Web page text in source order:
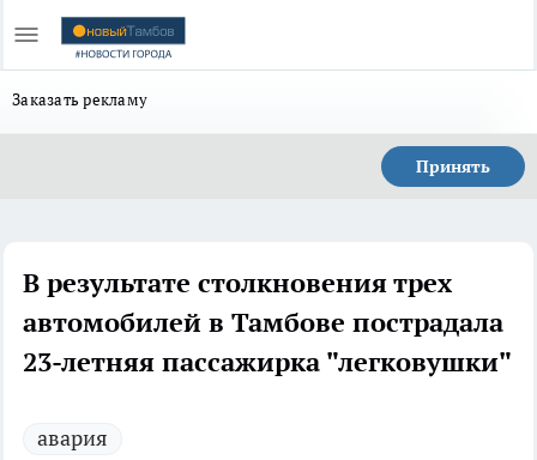
Заказать рекламу
Принять
В результате столкновения трех
автомобилей в Тамбове пострадала
23-летняя пассажирка "легковушки"
авария